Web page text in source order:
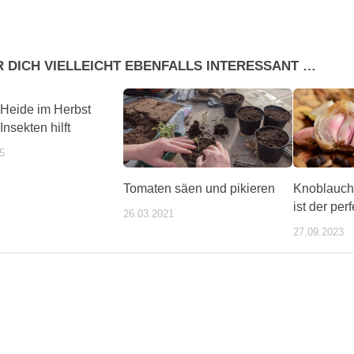
DICH VIELLEICHT EBENFALLS INTERESSANT …
im Herbst
hilft
Tomaten säen und pikieren
26.03.2021
ist der
27.09.2023